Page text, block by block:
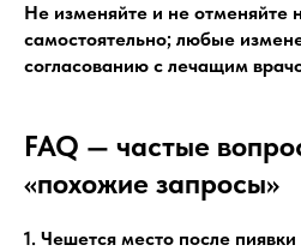
Не изменяйте и не отменяйте
самостоятельно; любые
согласованию с лечащим
FAQ — частые
«похожие запросы»
1. Чешется место после